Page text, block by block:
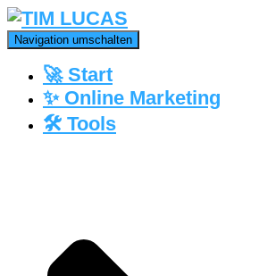
Navigation umschalten
🚀 Start
✨ Online Marketing
🛠️ Tools